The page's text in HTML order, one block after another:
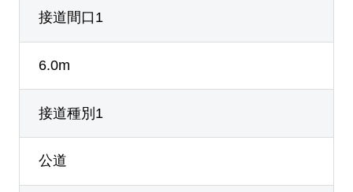
接道間口1
6.0m
接道種別1
公道